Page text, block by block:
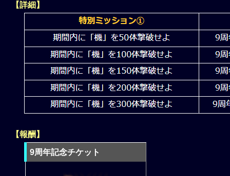
【詳細】
【報酬】
9周年記念チケット